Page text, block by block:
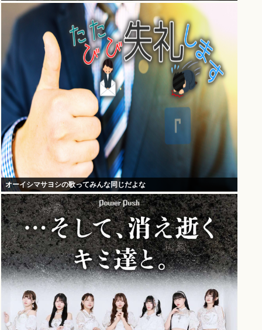
オーイシマサヨシの歌ってみんな同じだよな